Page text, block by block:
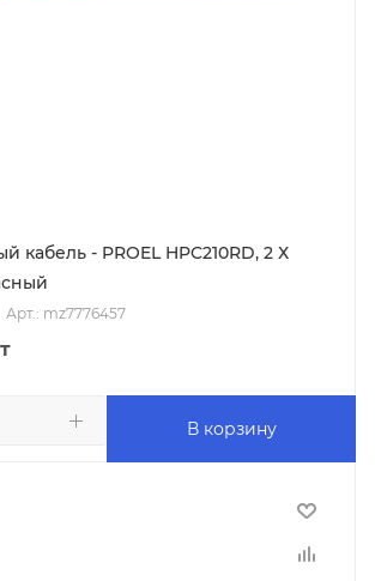
кабель - PROEL HPC210RD, 2 Х
Арт.: mz7776457
В корзину